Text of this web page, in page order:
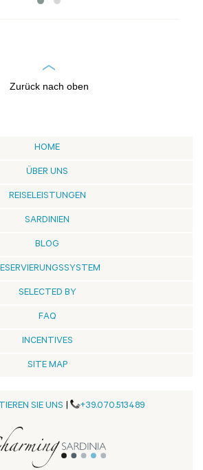
Zurück nach oben
HOME
ÜBER UNS
REISELEISTUNGEN
SARDINIEN
BLOG
SELECTED BY
FAQ
INCENTIVES
SITE MAP
SIE UNS +39.070.513489